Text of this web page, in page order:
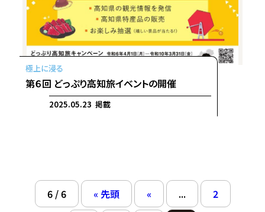
第６回 どっぷり高知旅イベントの開催
2025.05.23 掲載
6 / 6 « 先頭 « ... 2